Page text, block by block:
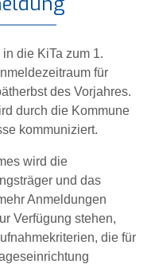
die KiTa zum 1.
für
des Vorjahres.
durch die Kommune
kommuniziert.
wird die
und das
Anmeldungen
Verfügung stehen,
die für